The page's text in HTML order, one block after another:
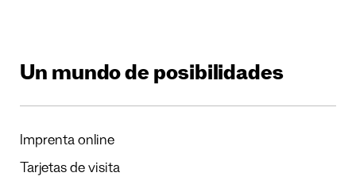
Un mundo de posibilidades
Imprenta online
Tarjetas de visita